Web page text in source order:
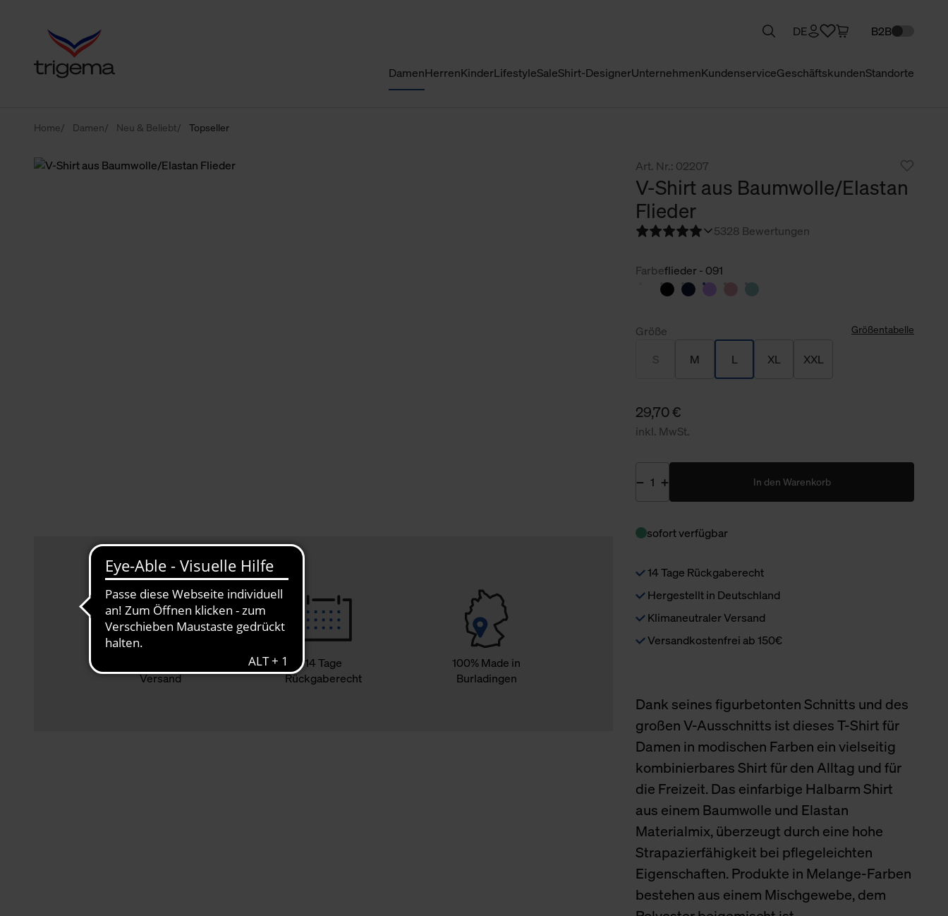
DamenHerrenKinderLifestyleSaleShirt-DesignerUnternehmenKundenserviceGeschäftskundenStandorte
DE B2B
Home Damen Neu & Beliebt Topseller
Versand
14 Tage
Rückgaberecht
100% Made in
Burladingen
Art. Nr.: 02207
V-Shirt aus Baumwolle/Elastan
Flieder
5328 Bewertungen
Farbeflieder - 091
Größe Größentabelle
S M L XL XXL
29,70 €
inkl. MwSt.
In den Warenkorb
sofort verfügbar
14 Tage Rückgaberecht
Hergestellt in Deutschland
Klimaneutraler Versand
Versandkostenfrei ab 150€
Dank seines figurbetonten Schnitts und des
großen V-Ausschnitts ist dieses T-Shirt für
Damen in modischen Farben ein vielseitig
kombinierbares Shirt für den Alltag und für
die Freizeit. Das einfarbige Halbarm Shirt
aus einem Baumwolle und Elastan
Materialmix, überzeugt durch eine hohe
Strapazierfähigkeit bei pflegeleichten
Eigenschaften. Produkte in Melange-Farben
bestehen aus einem Mischgewebe, dem